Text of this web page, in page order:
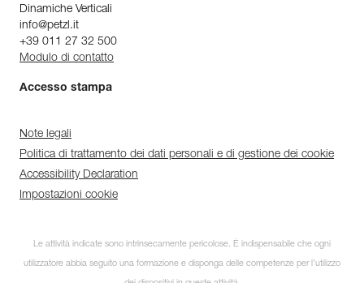
Dinamiche Verticali
info@petzl.it
+39 011 27 32 500
Modulo di contatto
Accesso stampa
Note legali
Politica di trattamento dei dati personali e di gestione dei cookie
Accessibility Declaration
Impostazioni cookie
Le attività indicate sono intrinsecamente pericolose. È indispensabile che ogni
utilizzatore abbia seguito una formazione e disponga delle competenze per l’utilizzo